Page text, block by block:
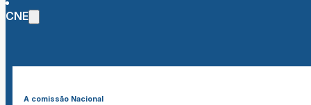
CNE
A comissão Nacional